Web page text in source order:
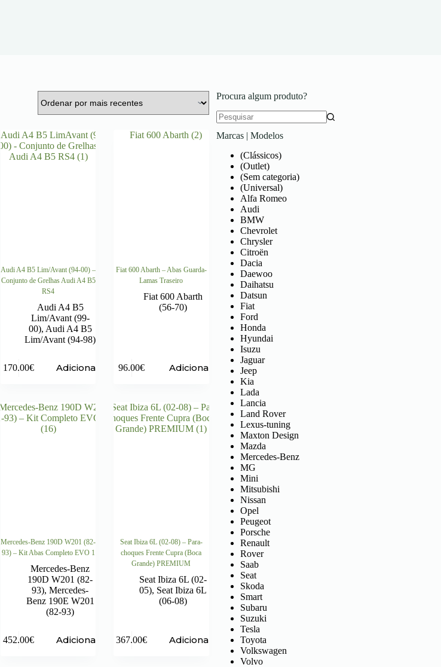
Audi A4 B5 Lim/Avant (94-00) –
Conjunto de Grelhas Audi A4 B5
RS4
Audi A4 B5
Lim/Avant (99-
00), Audi A4 B5
Lim/Avant (94-98)
170.00€ Adicionar
Fiat 600 Abarth – Abas Guarda-
Lamas Traseiro
Fiat 600 Abarth
(56-70)
96.00€ Adicionar
Mercedes-Benz 190D W201 (82-
93) – Kit Abas Completo EVO 1
Mercedes-Benz
190D W201 (82-
93),Mercedes-
Benz 190E W201
(82-93)
452.00€ Adicionar
Seat Ibiza 6L (02-08) – Para-
choques Frente Cupra (Boca
Grande) PREMIUM
Seat Ibiza 6L (02-
05), Seat Ibiza 6L
(06-08)
367.00€ Adicionar
Procura algum produto?
Marcas | Modelos
(Clássicos)
(Outlet)
(Sem categoria)
(Universal)
Alfa Romeo
Audi
BMW
Chevrolet
Chrysler
Citroën
Dacia
Daewoo
Daihatsu
Datsun
Fiat
Ford
Honda
Hyundai
Isuzu
Jaguar
Jeep
Kia
Lada
Lancia
Land Rover
Lexus-tuning
Maxton Design
Mazda
Mercedes-Benz
MG
Mini
Mitsubishi
Nissan
Opel
Peugeot
Porsche
Renault
Rover
Saab
Seat
Skoda
Smart
Subaru
Suzuki
Tesla
Toyota
Volkswagen
Volvo